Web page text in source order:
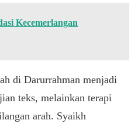
Kecemerlangan
di Darurrahman menjadi
teks, melainkan terapi
arah. Syaikh